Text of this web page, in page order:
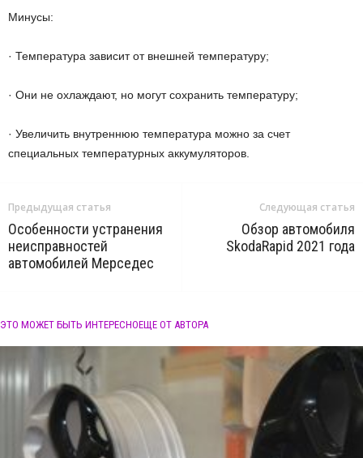
Минусы:
· Температура зависит от внешней температуру;
· Они не охлаждают, но могут сохранить температуру;
· Увеличить внутреннюю температура можно за счет
специальных температурных аккумуляторов.
Предыдущая статья
Особенности устранения
неисправностей
автомобилей Мерседес
Следующая статья
Обзор автомобиля
SkodaRapid 2021 года
ЭТО МОЖЕТ БЫТЬ ИНТЕРЕСНОЕЩЕ ОТ АВТОРА